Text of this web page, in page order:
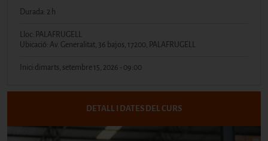
Durada: 2 h
Lloc: PALAFRUGELL
Ubicació: Av. Generalitat, 36 bajos, 17200, PALAFRUGELL
Inici:dimarts, setembre 15, 2026 - 09:00
DETALL I DATES DEL CURS